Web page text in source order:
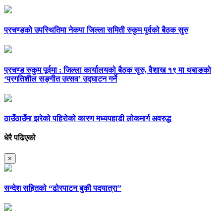
प्रचण्डको उपस्थितिमा नेकपा जिल्ला समिती रुकुम पुर्वको बैठक सुरु
प्रचण्ड रुकुम पूर्वमा : जिल्ला कार्यालयको बैठक सुरु, वैशाख १९ मा थबाङको
‘प्रगतिशील सङ्गीत उत्सव’ उद्घाटन गर्ने
ठाउँठाउँमा झरेको पहिरोको कारण मध्यपहाडी लोकमार्ग अवरुद्ध
धेरै पढिएको
×
सन्देश सहितको “ढोरपाटन बुकी पदयात्रा”